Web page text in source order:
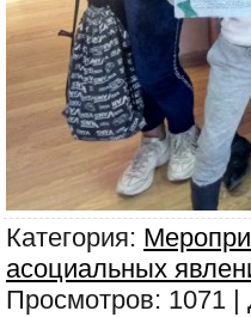
Категория:
асоциальных
Просмотров: 1071 |